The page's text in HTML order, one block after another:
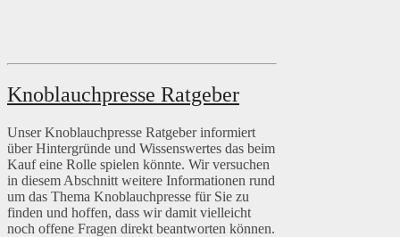
Knoblauchpresse Ratgeber
Unser Knoblauchpresse Ratgeber informiert
über Hintergründe und Wissenswertes das beim
Kauf eine Rolle spielen könnte. Wir versuchen
in diesem Abschnitt weitere Informationen rund
um das Thema Knoblauchpresse für Sie zu
finden und hoffen, dass wir damit vielleicht
noch offene Fragen direkt beantworten können.